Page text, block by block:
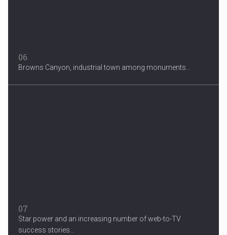
06
Browns Canyon, industrial town among monuments...
07
Star power and an increasing number of web-to-TV
success stories...